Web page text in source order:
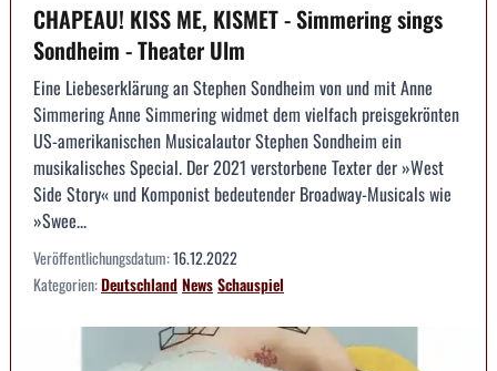
CHAPEAU! KISS ME, KISMET - Simmering sings
Sondheim - Theater Ulm
Eine Liebeserklärung an Stephen Sondheim von und mit Anne
Simmering Anne Simmering widmet dem vielfach preisgekrönten
US-amerikanischen Musicalautor Stephen Sondheim ein
musikalisches Special. Der 2021 verstorbene Texter der »West
Side Story« und Komponist bedeutender Broadway-Musicals wie
»Swee...
Veröffentlichungsdatum:16.12.2022
Kategorien:DeutschlandNewsSchauspiel